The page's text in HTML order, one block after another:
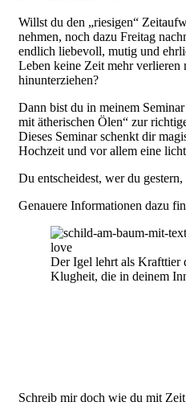
Willst du den „riesigen“
nehmen, noch dazu Freitag
endlich liebevoll, mutig und
Leben keine Zeit mehr verlieren
hinunterziehen?
Dann bist du in meinem
mit ätherischen Ölen“ zur
Dieses Seminar schenkt dir
Hochzeit und vor allem eine
Du entscheidest, wer du
Genauere Informationen dazu
Der Igel lehrt als Krafttier
Klugheit, die in deinem
Schreib mir doch wie du mit